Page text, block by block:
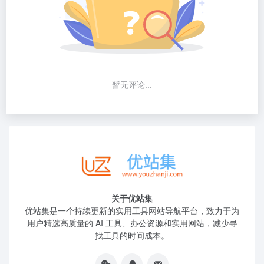
暂无评论...
关于优站集
优站集是一个持续更新的实用工具网站导航平台，致力于为
用户精选高质量的 AI 工具、办公资源和实用网站，减少寻
找工具的时间成本。